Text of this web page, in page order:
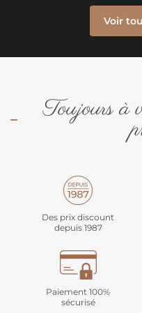
Voir
Toujours à
Des prix discount
depuis 1987
Paiement 100%
sécurisé